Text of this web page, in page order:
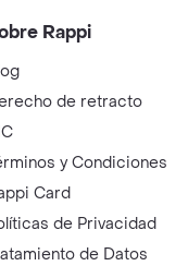
Rappi
de retracto
y Condiciones
Card
de Privacidad
de Datos